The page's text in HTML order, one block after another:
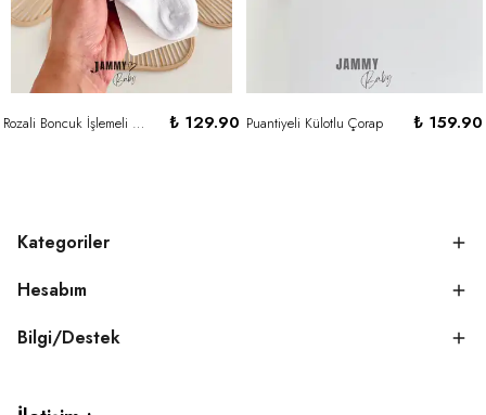
Rozali Boncuk İşlemeli Fiyonk Detaylı Golf Çorap-BEYAZ ₺ 129.90 Puantiyeli Külotlu Çorap ₺ 159.90
Kategoriler
Hesabım
Bilgi/Destek